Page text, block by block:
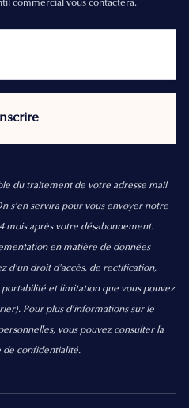
commercial vous contactera.
du traitement de votre adresse mail
s’en servira pour vous envoyer notre
mois après votre désabonnement.
en matière de données
d'un droit d'accès, de rectification,
portabilité et limitation que vous pouvez
Pour plus d’informations sur le
vous pouvez consulter la
de confidentialité.